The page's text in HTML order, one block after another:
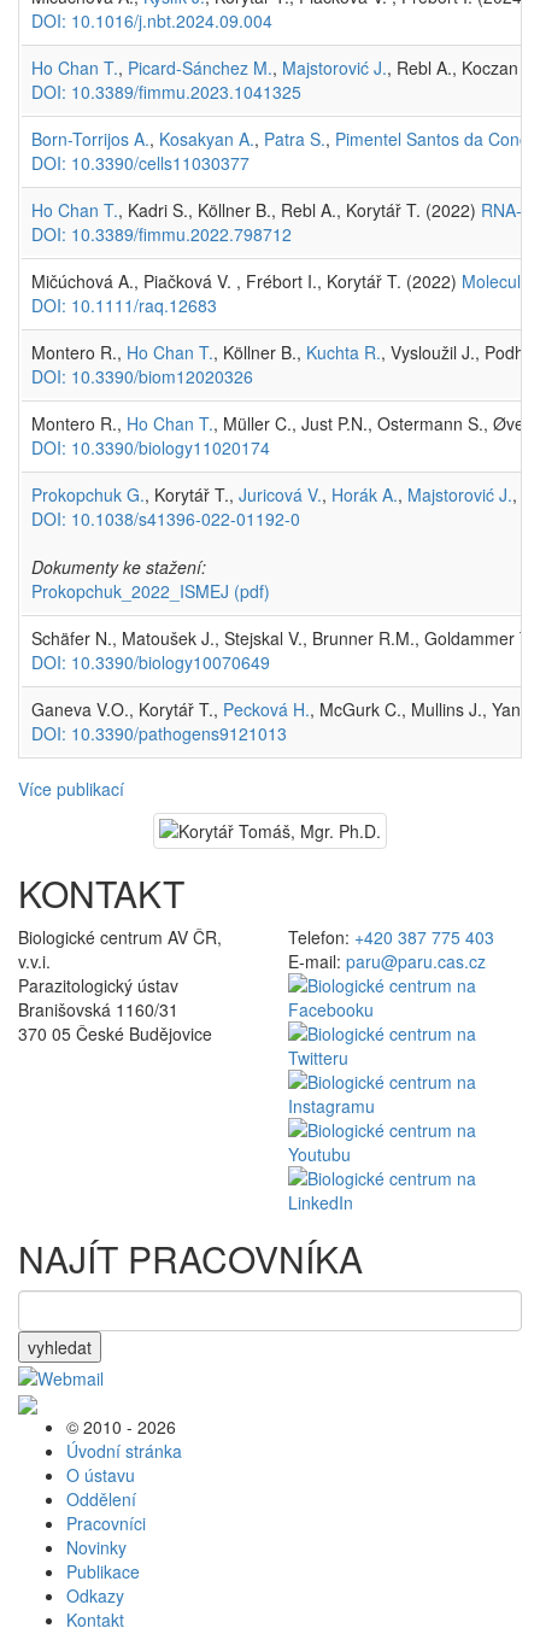
DOI: 10.1016/j.nbt.2024.09.004
Ho Chan T., Picard-Sánchez M., Majstorović J., Rebl A., Koczan
DOI: 10.3389/fimmu.2023.1041325
Born-Torrijos A., Kosakyan A., Patra S., Pimentel Santos da
DOI: 10.3390/cells11030377
Ho Chan T., Kadri S., Köllner B., Rebl A., Korytář T. (2022) RNA-
DOI: 10.3389/fimmu.2022.798712
Mičúchová A., Piačková V. , Frébort I., Korytář T. (2022)
DOI: 10.1111/raq.12683
Montero R., Ho Chan T., Köllner B., Kuchta R., Vysloužil J.,
DOI: 10.3390/biom12020326
Montero R., Ho Chan T., Müller C., Just P.N., Ostermann S.,
DOI: 10.3390/biology11020174
Prokopchuk G., Korytář T., Juricová V., Horák A., Majstorović J.,
DOI: 10.1038/s41396-022-01192-0
Dokumenty ke stažení:
Prokopchuk_2022_ISMEJ (pdf)
Schäfer N., Matoušek J., Stejskal V., Brunner R.M., Goldammer
DOI: 10.3390/biology10070649
Ganeva V.O., Korytář T., Pecková H., McGurk C., Mullins J.,
DOI: 10.3390/pathogens9121013
Více publikací
KONTAKT
Biologické centrum AV ČR,
v.v.i.
Parazitologický ústav
Branišovská 1160/31
370 05 České Budějovice
Telefon: +420 387 775 403
E-mail: paru@paru.cas.cz
NAJÍT PRACOVNÍKA
vyhledat
© 2010 - 2026
Úvodní stránka
O ústavu
Oddělení
Pracovníci
Novinky
Publikace
Odkazy
Kontakt